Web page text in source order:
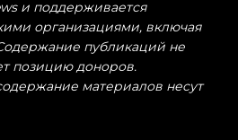
и поддерживается
организациями, включая
публикаций не
позицию доноров.
материалов несут